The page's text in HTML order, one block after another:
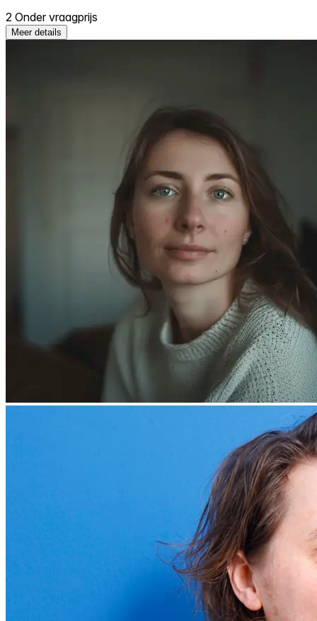
2 Onder vraagprijs
Meer details